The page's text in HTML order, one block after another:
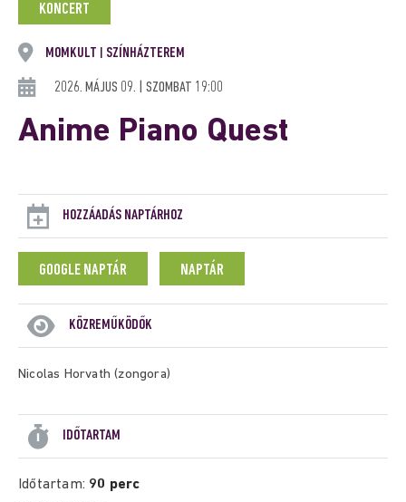
KONCERT
MOMKULT SZÍNHÁZTEREM
2026. MÁJUS 09. | SZOMBAT 19:00
Anime Piano Quest
HOZZÁADÁS NAPTÁRHOZ
GOOGLE NAPTÁR NAPTÁR
KÖZREMŰKÖDŐK
Nicolas Horvath (zongora)
IDŐTARTAM
Időtartam: 90 perc